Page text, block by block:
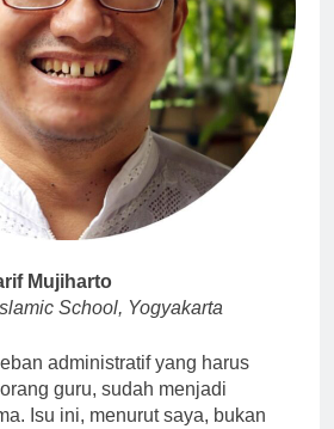
Mujiharto
School, Yogyakarta
administratif yang harus
guru, sudah menjadi
Isu ini, menurut saya, bukan